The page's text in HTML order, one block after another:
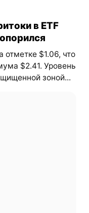
в ETF
отметке $1.06, что
$2.41. Уровень
зоной...